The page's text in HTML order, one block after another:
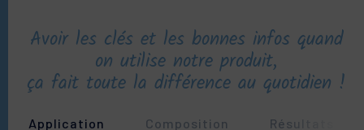
Avoir les clés et les bonnes infos quand
on utilise notre produit,
ça fait toute la différence au quotidien !
Application Composition Résultats